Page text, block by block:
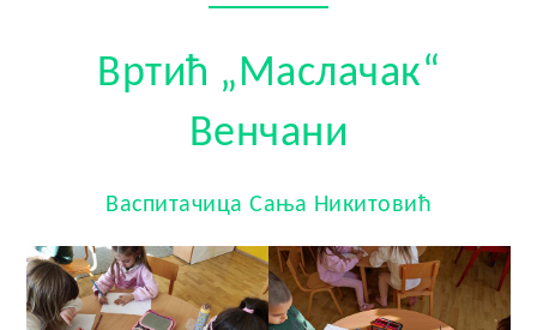
Вртић „Маслачак“
Венчани
Васпитачица Сања Никитовић